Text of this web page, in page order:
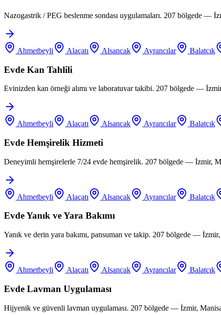
Nazogastrik / PEG beslenme sondası uygulamaları. 207 bölgede —
Ahmetbeyli Alaçatı Alsancak Ayrancılar Balatçık
Evde Kan Tahlili
Evinizden kan örneği alımı ve laboratuvar takibi. 207 bölgede —
Ahmetbeyli Alaçatı Alsancak Ayrancılar Balatçık
Evde Hemşirelik Hizmeti
Deneyimli hemşirelerle 7/24 evde hemşirelik. 207 bölgede — İzmir,
Ahmetbeyli Alaçatı Alsancak Ayrancılar Balatçık
Evde Yanık ve Yara Bakımı
Yanık ve derin yara bakımı, pansuman ve takip. 207 bölgede —
Ahmetbeyli Alaçatı Alsancak Ayrancılar Balatçık
Evde Lavman Uygulaması
Hijyenik ve güvenli lavman uygulaması. 207 bölgede — İzmir,